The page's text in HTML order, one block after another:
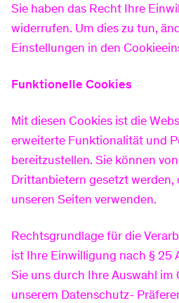
Sie haben das Recht Ihre
widerrufen. Um dies zu tun,
Einstellungen in den
Funktionelle Cookies
Mit diesen Cookies ist die
erweiterte Funktionalität und
bereitzustellen. Sie können
Drittanbietern gesetzt werden,
unseren Seiten verwenden.
Rechtsgrundlage für die
ist Ihre Einwilligung nach § 25
Sie uns durch Ihre Auswahl
unserem Datenschutz-